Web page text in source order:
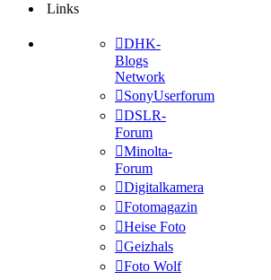
Links
DHK-
Blogs
Network
SonyUserforum
DSLR-
Forum
Minolta-
Forum
Digitalkamera
Fotomagazin
Heise Foto
Geizhals
Foto Wolf